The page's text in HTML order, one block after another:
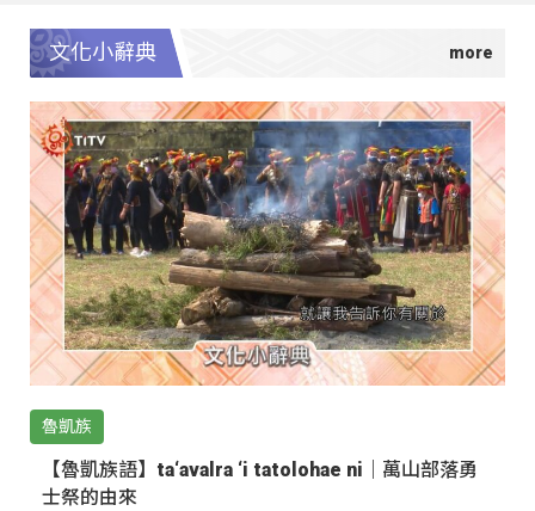
文化小辭典
魯凱族
【魯凱族語】ta‘avalra ‘i tatolohae ni｜萬山部落勇
士祭的由來